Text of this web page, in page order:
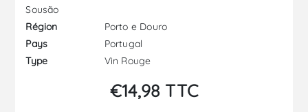
Sousão
Région
Porto e Douro
Pays
Portugal
Type
Vin Rouge
€14,98 TTC